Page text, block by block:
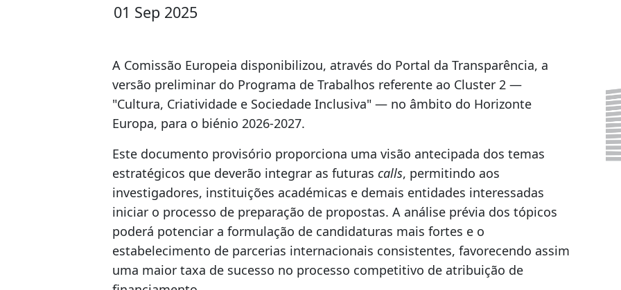
01 Sep 2025
A Comissão Europeia disponibilizou, através do Portal da Transparência, a
versão preliminar do Programa de Trabalhos referente ao Cluster 2 —
"Cultura, Criatividade e Sociedade Inclusiva" — no âmbito do Horizonte
Europa, para o biénio 2026-2027.
Este documento provisório proporciona uma visão antecipada dos temas
estratégicos que deverão integrar as futuras calls, permitindo aos
investigadores, instituições académicas e demais entidades interessadas
iniciar o processo de preparação de propostas. A análise prévia dos tópicos
poderá potenciar a formulação de candidaturas mais fortes e o
estabelecimento de parcerias internacionais consistentes, favorecendo assim
uma maior taxa de sucesso no processo competitivo de atribuição de